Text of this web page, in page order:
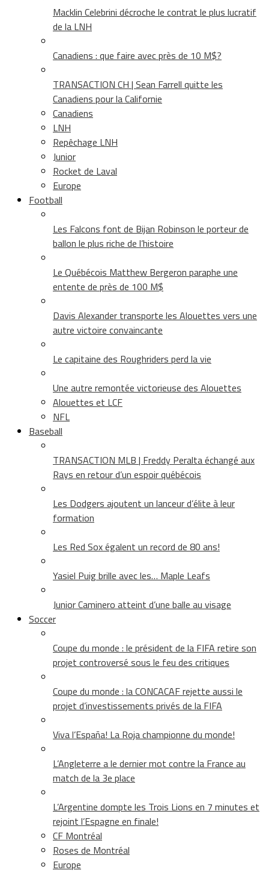
Macklin Celebrini décroche le contrat le plus lucratif
de la LNH
Canadiens : que faire avec près de 10 M$?
TRANSACTION CH | Sean Farrell quitte les
Canadiens pour la Californie
Canadiens
LNH
Repêchage LNH
Junior
Rocket de Laval
Europe
Football
Les Falcons font de Bijan Robinson le porteur de
ballon le plus riche de l’histoire
Le Québécois Matthew Bergeron paraphe une
entente de près de 100 M$
Davis Alexander transporte les Alouettes vers une
autre victoire convaincante
Le capitaine des Roughriders perd la vie
Une autre remontée victorieuse des Alouettes
Alouettes et LCF
NFL
Baseball
TRANSACTION MLB | Freddy Peralta échangé aux
Rays en retour d’un espoir québécois
Les Dodgers ajoutent un lanceur d’élite à leur
formation
Les Red Sox égalent un record de 80 ans!
Yasiel Puig brille avec les… Maple Leafs
Junior Caminero atteint d’une balle au visage
Soccer
Coupe du monde : le président de la FIFA retire son
projet controversé sous le feu des critiques
Coupe du monde : la CONCACAF rejette aussi le
projet d’investissements privés de la FIFA
Viva l’España! La Roja championne du monde!
L’Angleterre a le dernier mot contre la France au
match de la 3e place
L’Argentine dompte les Trois Lions en 7 minutes et
rejoint l’Espagne en finale!
CF Montréal
Roses de Montréal
Europe